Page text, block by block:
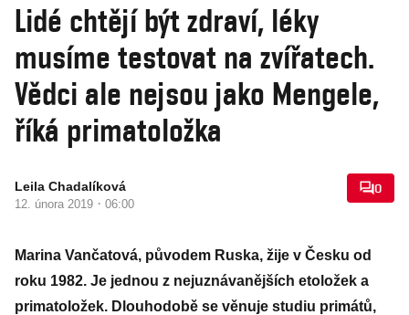
Lidé chtějí být zdraví, léky
musíme testovat na zvířatech.
Vědci ale nejsou jako Mengele,
říká primatoložka
Leila Chadalíková
12. února 2019 · 06:00
0
Marina Vančatová, původem Ruska, žije v Česku od
roku 1982. Je jednou z nejuznávanějších etoložek a
primatoložek. Dlouhodobě se věnuje studiu primátů,